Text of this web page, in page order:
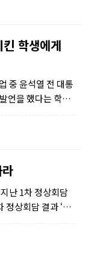
학생에게
중 윤석열 전 대통
언을 했다는 학생
내렸다.그러자
난 1차 정상회담
정상회담 결과 ‘합
기화에 빠져든 바